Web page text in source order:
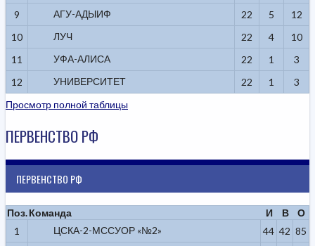
9
АГУ-АДЫИФ 22 5
12
10
ЛУЧ 22 4
10
11
УФА-АЛИСА 22 1
3
12
УНИВЕРСИТЕТ 22 1
3
Просмотр полной таблицы
ПЕРВЕНСТВО РФ
ПЕРВЕНСТВО РФ
Поз.Команда И В
О
1
ЦСКА-2-МССУОР «№2» 44 42 85